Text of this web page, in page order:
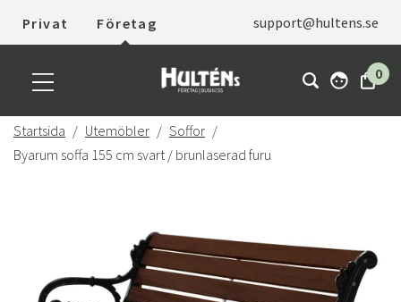
Privat Företag support@hultens.se
0
Startsida Utemöbler
Soffor
Byarum soffa 155 cm svart / brunlaserad furu